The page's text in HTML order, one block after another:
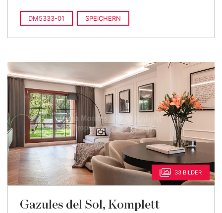
DM5333-01 SPEICHERN
33 BILDER
Gazules del Sol, Komplett